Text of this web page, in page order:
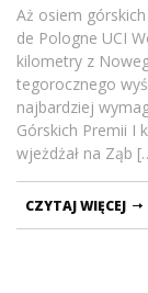
Aż osiem
de Pologne UCI
kilometry z
tegorocznego
najbardziej
Górskich Premii I
wjeżdżał na Ząb
CZYTAJ WIĘCEJ